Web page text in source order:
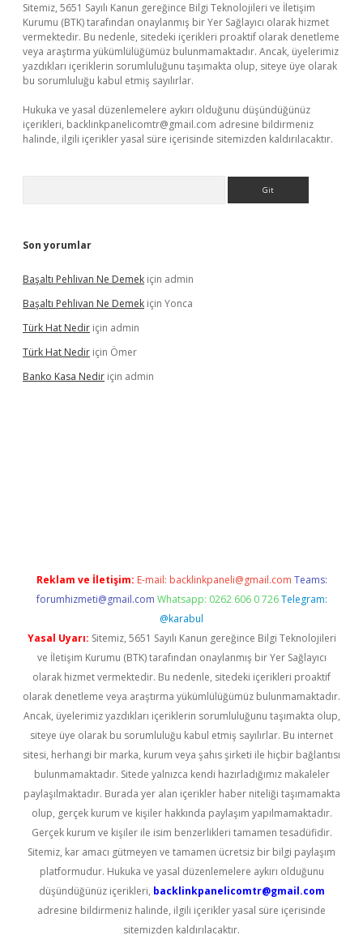
Sitemiz, 5651 Sayılı Kanun gereğince Bilgi Teknolojileri ve İletişim
Kurumu (BTK) tarafından onaylanmış bir Yer Sağlayıcı olarak hizmet
vermektedir. Bu nedenle, sitedeki içerikleri proaktif olarak denetleme
veya araştırma yükümlülüğümüz bulunmamaktadır. Ancak, üyelerimiz
yazdıkları içeriklerin sorumluluğunu taşımakta olup, siteye üye olarak
bu sorumluluğu kabul etmiş sayılırlar.
Hukuka ve yasal düzenlemelere aykırı olduğunu düşündüğünüz
içerikleri, backlinkpanelicomtr@gmail.com adresine bildirmeniz
halinde, ilgili içerikler yasal süre içerisinde sitemizden kaldırılacaktır.
Son yorumlar
Başaltı Pehlivan Ne Demek için admin
Başaltı Pehlivan Ne Demek için Yonca
Türk Hat Nedir için admin
Türk Hat Nedir için Ömer
Banko Kasa Nedir için admin
Reklam ve İletişim: E-mail: backlinkpaneli@gmail.com Teams:
forumhizmeti@gmail.com Whatsapp: 0262 606 0 726 Telegram:
@karabul
Yasal Uyarı: Sitemiz, 5651 Sayılı Kanun gereğince Bilgi Teknolojileri
ve İletişim Kurumu (BTK) tarafından onaylanmış bir Yer Sağlayıcı
olarak hizmet vermektedir. Bu nedenle, sitedeki içerikleri proaktif
olarak denetleme veya araştırma yükümlülüğümüz bulunmamaktadır.
Ancak, üyelerimiz yazdıkları içeriklerin sorumluluğunu taşımakta olup,
siteye üye olarak bu sorumluluğu kabul etmiş sayılırlar. Bu internet
sitesi, herhangi bir marka, kurum veya şahıs şirketi ile hiçbir bağlantısı
bulunmamaktadır. Sitede yalnızca kendi hazırladığımız makaleler
paylaşılmaktadır. Burada yer alan içerikler haber niteliği taşımamakta
olup, gerçek kurum ve kişiler hakkında paylaşım yapılmamaktadır.
Gerçek kurum ve kişiler ile isim benzerlikleri tamamen tesadüfidir.
Sitemiz, kar amacı gütmeyen ve tamamen ücretsiz bir bilgi paylaşım
platformudur. Hukuka ve yasal düzenlemelere aykırı olduğunu
düşündüğünüz içerikleri, backlinkpanelicomtr@gmail.com
adresine bildirmeniz halinde, ilgili içerikler yasal süre içerisinde
sitemizden kaldırılacaktır.